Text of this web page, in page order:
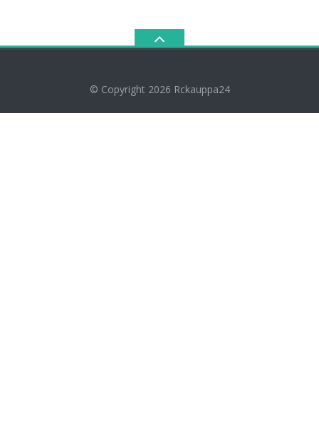
© Copyright 2026 Rckauppa24